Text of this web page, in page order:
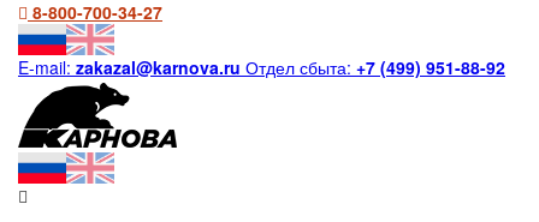
8-800-700-34-27
E-mail: zakazal@karnova.ru Отдел сбыта: +7 (499) 951-88-92